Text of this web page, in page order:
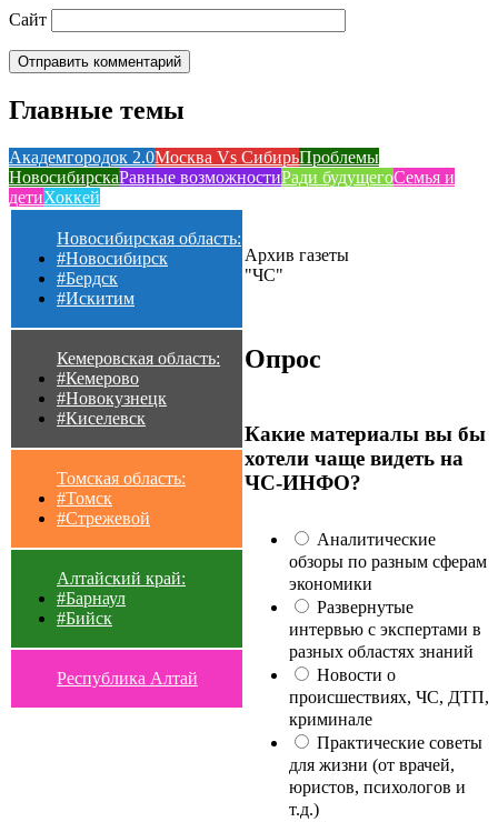
Сайт
Главные темы
Академгородок 2.0Москва Vs СибирьПроблемы
НовосибирскаРавные возможностиРади будущегоСемья и
детиХоккей
Новосибирская область:
#Новосибирск
#Бердск
#Искитим
Кемеровская область:
#Кемерово
#Новокузнецк
#Киселевск
Томская область:
#Томск
#Стрежевой
Алтайский край:
#Барнаул
#Бийск
Республика Алтай
Архив газеты
"ЧС"
Опрос
Какие материалы вы бы
хотели чаще видеть на
ЧС-ИНФО?
Аналитические
обзоры по разным сферам
экономики
Развернутые
интервью с экспертами в
разных областях знаний
Новости о
происшествиях, ЧС, ДТП,
криминале
Практические советы
для жизни (от врачей,
юристов, психологов и
т.д.)